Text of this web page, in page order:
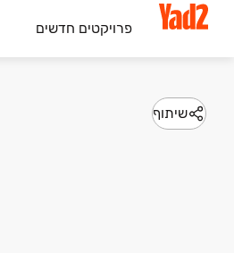
פרויקטים חדשים
שיתוף